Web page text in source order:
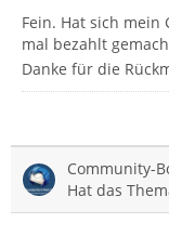
Fein. Hat sich
mal bezahlt
Danke für die
Community-
Hat das